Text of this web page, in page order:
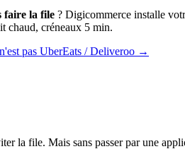
faire la file ? Digicommerce installe
chaud, créneaux 5 min.
pas UberEats / Deliveroo →
la file. Mais sans passer par une